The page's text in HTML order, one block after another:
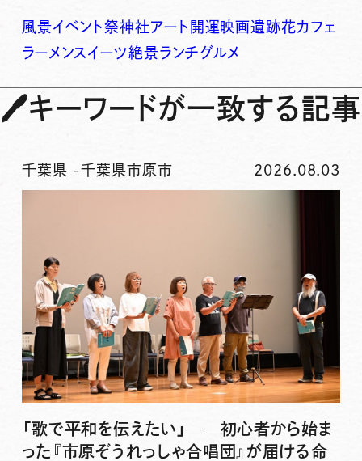
風景イベント祭神社アート 開運映画遺跡花カフェ
ラーメンスイーツ絶景ランチグルメ
🖊キーワードが一致する記事
千葉県 -千葉県市原市 2026.08.03
「歌で平和を伝えたい」──初心者から始ま
った『市原ぞうれっしゃ合唱団』が届ける命